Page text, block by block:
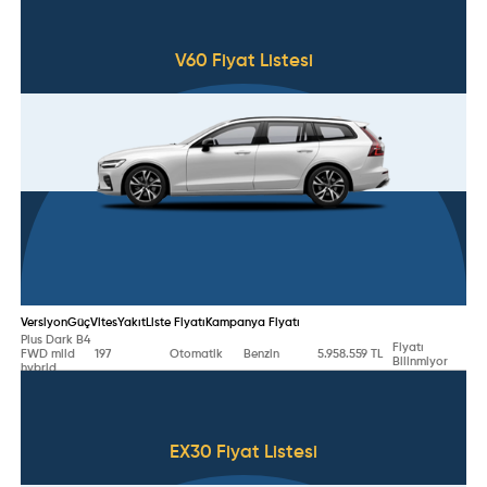
V60 Fiyat Listesi
VersiyonGüçVitesYakıt Liste Fiyatı Kampanya Fiyatı
Plus Dark B4
FWD mild
hybrid
197 Otomatik Benzin 5.958.559 TL
Fiyatı
Bilinmiyor
EX30 Fiyat Listesi